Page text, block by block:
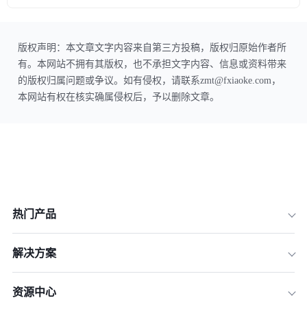
版权声明：本文章文字内容来自第三方投稿，版权归原始作者所
有。本网站不拥有其版权，也不承担文字内容、信息或资料带来
的版权归属问题或争议。如有侵权，请联系zmt@fxiaoke.com，
本网站有权在核实确属侵权后，予以删除文章。
热门产品
解决方案
资源中心